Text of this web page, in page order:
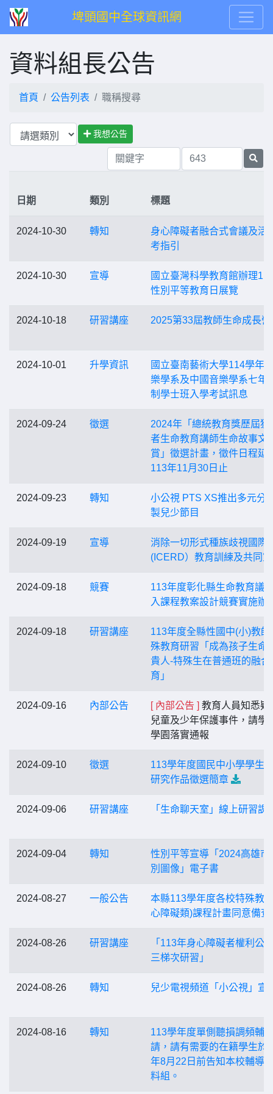
埤頭國中全球資訊網
資料組長公告
首頁 公告列表 職稱搜尋
我想公告
日期 類別 標題
2024-10-30 轉知
身心障礙者融合式會議及活
考指引
2024-10-30 宣導
國立臺灣科學教育館辦理
性別平等教育日展覽
2024-10-18 研習講座 2025第33屆教師生命成長營
2024-10-01 升學資訊
國立臺南藝術大學114學年
樂學系及中國音樂學系七年
制學士班入學考試訊息
2024-09-24 徵選
2024年「總統教育獎歷屆獲
者生命教育講師生命故事文
賞」徵選計畫，徵件日程延
113年11月30日止
2024-09-23 轉知
小公視 PTS XS推出多元分
製兒少節目
2024-09-19 宣導
消除一切形式種族歧視國際
(ICERD）教育訓練及共同
2024-09-18 競賽
113年度彰化縣生命教育議
入課程教案設計競賽實施辦
2024-09-18 研習講座
113年度全縣性國中(小)教師
殊教育研習「成為孩子生命
貴人-特殊生在普通班的融合
育」
2024-09-16 內部公告 [ 內部公告 ] 教育人員知悉疑
兒童及少年保護事件，請學
學園落實通報
2024-09-10 徵選
113學年度國民中小學學生
研究作品徵選簡章
2024-09-06 研習講座 「生命聊天室」線上研習課
2024-09-04 轉知
性別平等宣導「2024高雄市
別圖像」電子書
2024-08-27 一般公告
本縣113學年度各校特殊教
心障礙類)課程計畫同意備查
2024-08-26 研習講座
「113年身心障礙者權利公
三梯次研習」
2024-08-26 轉知 兒少電視頻道「小公視」宣
2024-08-16 轉知
113學年度單側聽損調頻輔
請，請有需要的在籍學生於
年8月22日前告知本校輔導
料組。